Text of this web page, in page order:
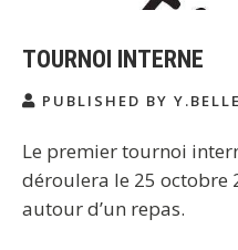
TOURNOI INTERNE
PUBLISHED BY
Le premier tournoi
déroulera le 25 octobre
autour d’un repas.